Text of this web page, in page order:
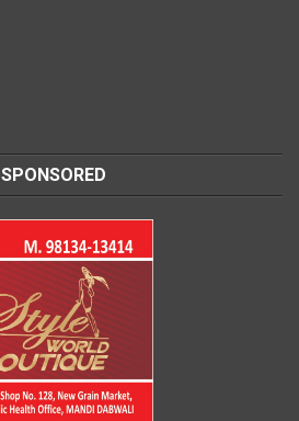
SPONSORED